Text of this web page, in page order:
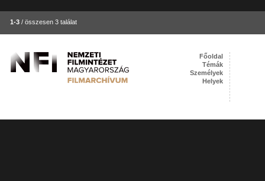
1-3 / összesen 3 találat
Főoldal
Témák
Személyek
Helyek